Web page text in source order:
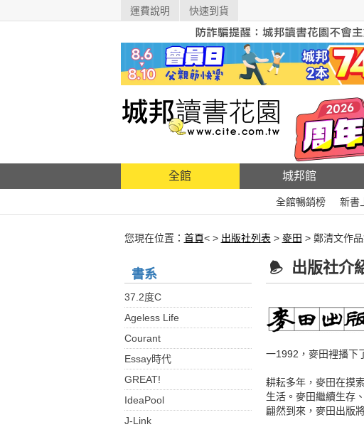
運費說明 快速到貨
全館 城邦館
全館暢銷榜 新書
您現在位置： 首頁< > 出版社列表 > 麥田 > 鄭清文作
書系
37.2度C
Ageless Life
Courant
Essay時代
GREAT!
IdeaPool
J-Link
出版社介
一1992，麥田裡播下
耕耘多年，麥田在摸
生活。麥田繼續生存
翩然到來，麥田出版